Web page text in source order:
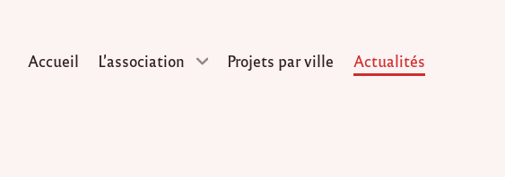
Accueil L’association Projets par ville Actualités